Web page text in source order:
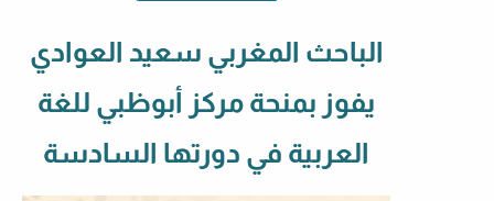
الباحث المغربي سعيد العوادي
يفوز بمنحة مركز أبوظبي للغة
العربية في دورتها السادسة